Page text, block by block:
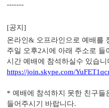
-------
[공지]
온라인& 오프라인으로 예배를
주일 오후2시에 아래 주소로
시간 예배에 참석하실수 있습니
https://join.skype.com/
* 예배에 참석하지 못한 친구들
들어주시기 바랍니다.